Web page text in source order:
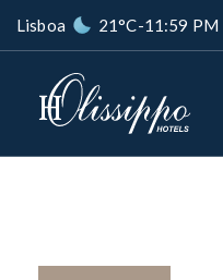
Lisboa 21°C-11:59 PM